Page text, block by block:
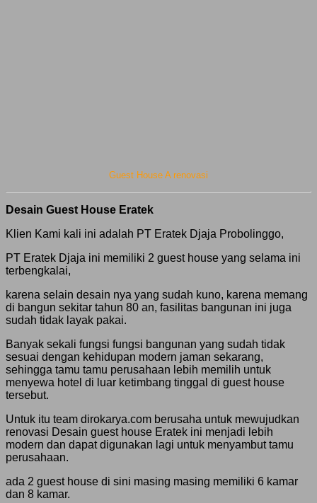
Guest House A renovasi
Desain Guest House Eratek
Klien Kami kali ini adalah PT Eratek Djaja Probolinggo,
PT Eratek Djaja ini memiliki 2 guest house yang selama ini
terbengkalai,
karena selain desain nya yang sudah kuno, karena memang
di bangun sekitar tahun 80 an, fasilitas bangunan ini juga
sudah tidak layak pakai.
Banyak sekali fungsi fungsi bangunan yang sudah tidak
sesuai dengan kehidupan modern jaman sekarang,
sehingga tamu tamu perusahaan lebih memilih untuk
menyewa hotel di luar ketimbang tinggal di guest house
tersebut.
Untuk itu team dirokarya.com berusaha untuk mewujudkan
renovasi Desain guest house Eratek ini menjadi lebih
modern dan dapat digunakan lagi untuk menyambut tamu
perusahaan.
ada 2 guest house di sini masing masing memiliki 6 kamar
dan 8 kamar.